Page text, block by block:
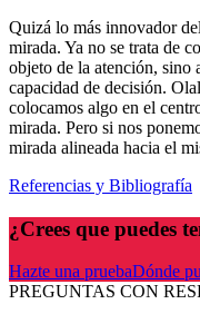
Quizá lo más innovador
mirada. Ya no se trata de
objeto de la atención,
capacidad de decisión.
colocamos algo en el
mirada. Pero si nos
mirada alineada hacia el
Referencias y Bibliografía
¿Crees que puedes
Hazte una pruebaDónde
PREGUNTAS CON